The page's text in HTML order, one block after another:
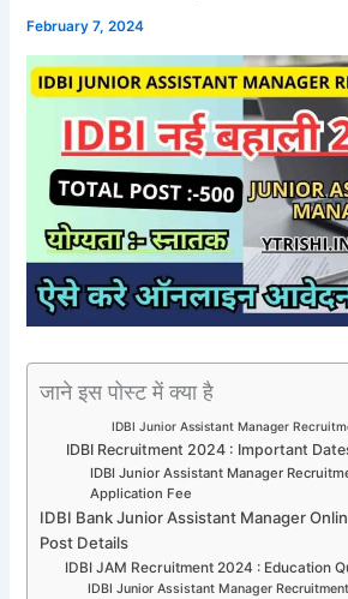
February 7, 2024
जाने इस पोस्ट में क्या है
IDBI Junior Assistant Manager
IDBI Recruitment 2024 : Important
IDBI Junior Assistant Manager
Application Fee
IDBI Bank Junior Assistant Manager
Post Details
IDBI JAM Recruitment 2024 : Education
IDBI Junior Assistant Manager